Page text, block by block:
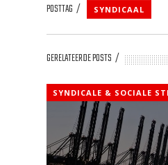
POSTTAG SYNDICAAL
GERELATEERDE POSTS
SYNDICALE & SOCIALE